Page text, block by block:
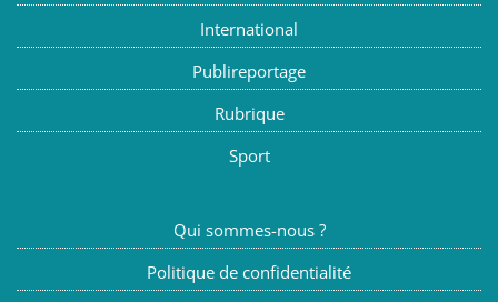
International
Publireportage
Rubrique
Sport
Qui sommes-nous ?
Politique de confidentialité